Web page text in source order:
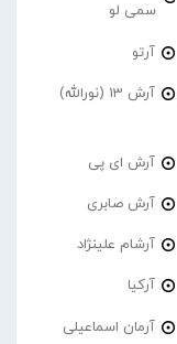
سمی لو
آرتو
آرش 13 (نورالله)
آرش ای پی
آرش صابری
آرشام علینژاد
آرکیا
آرمان اسماعیلی